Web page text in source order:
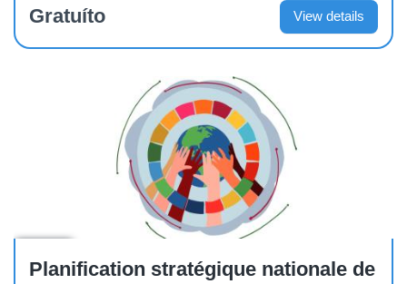
Gratuíto View details
Planification stratégique nationale de